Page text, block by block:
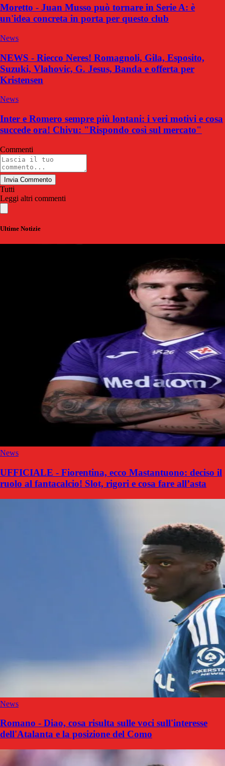
Moretto - Juan Musso può tornare in Serie A: è
un'idea concreta in porta per questo club
News
NEWS - Riecco Neres! Romagnoli, Gila, Esposito,
Suzuki, Vlahovic, G. Jesus, Banda e offerta per
Kristensen
News
Inter e Romero sempre più lontani: i veri motivi e cosa
succede ora! Chivu: "Rispondo così sul mercato"
Commenti
Invia Commento
Tutti
Leggi altri commenti
Ultime Notizie
News
UFFICIALE - Fiorentina, ecco Mastantuono: deciso il
ruolo al fantacalcio! Slot, rigori e cosa fare all’asta
News
Romano - Diao, cosa risulta sulle voci sull'interesse
dell'Atalanta e la posizione del Como